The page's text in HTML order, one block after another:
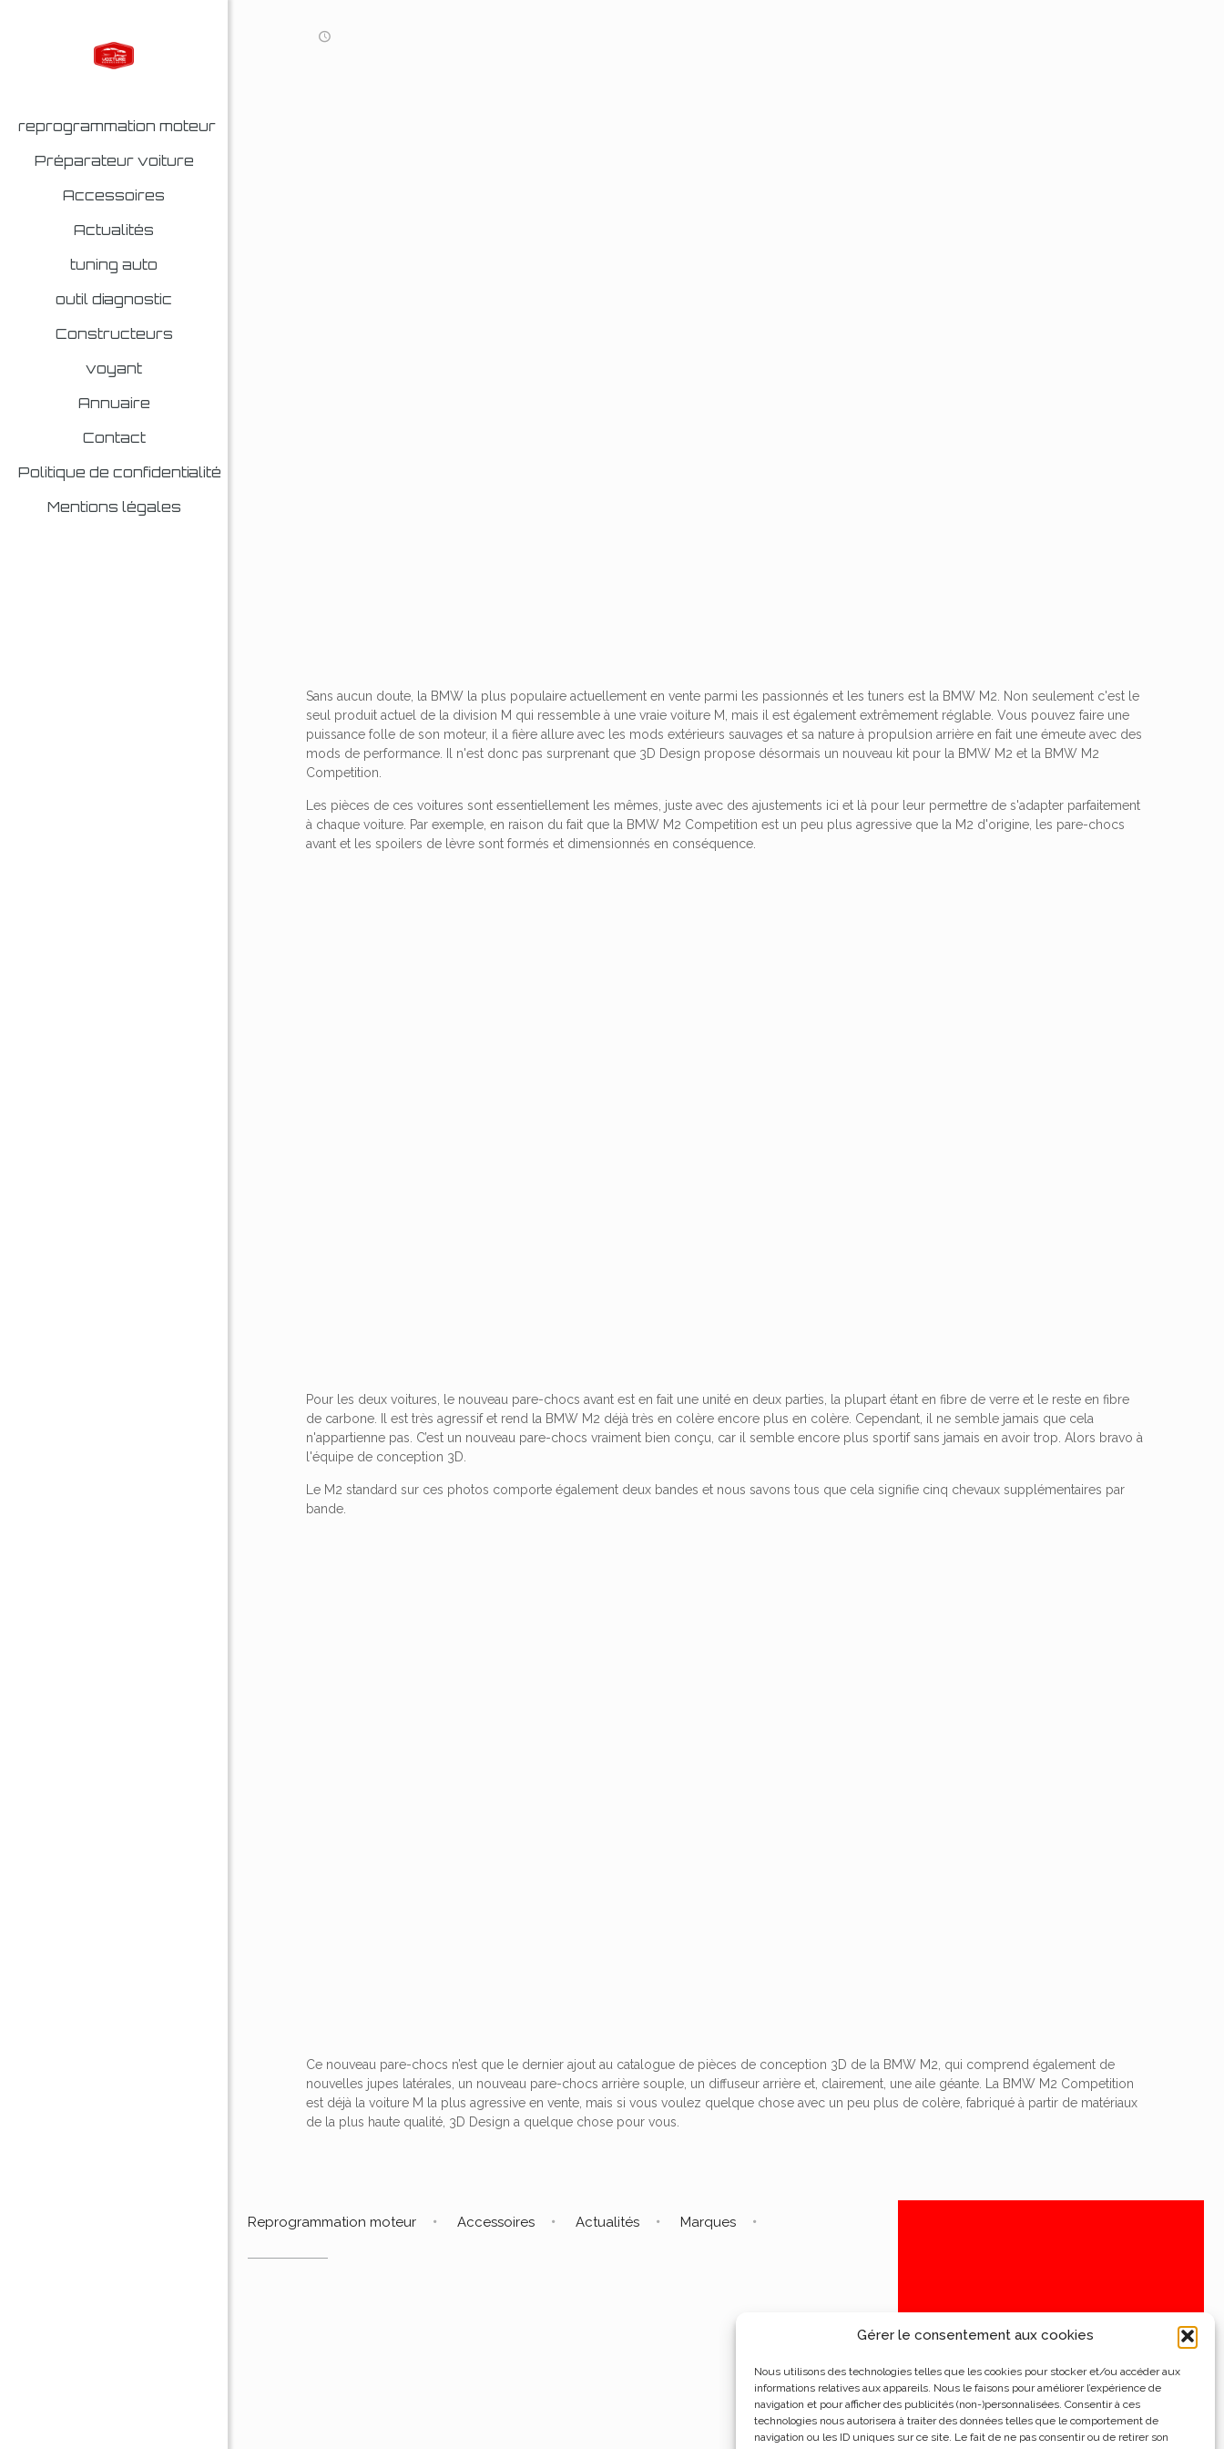
Gérer le consentement aux cookies
Nous utilisons des technologies telles que les cookies pour stocker et/ou accéder aux
informations relatives aux appareils. Nous le faisons pour améliorer l’expérience de
navigation et pour afficher des publicités (non-)personnalisées. Consentir à ces
technologies nous autorisera à traiter des données telles que le comportement de
navigation ou les ID uniques sur ce site. Le fait de ne pas consentir ou de retirer son
reprogrammation moteur
Préparateur voiture
Accessoires
Actualités
tuning auto
outil diagnostic
Constructeurs
voyant
Annuaire
Contact
Politique de confidentialité
Mentions légales
Sans aucun doute, la BMW la plus populaire actuellement en vente parmi les passionnés et les tuners est la BMW M2. Non seulement c'est le
seul produit actuel de la division M qui ressemble à une vraie voiture M, mais il est également extrêmement réglable. Vous pouvez faire une
puissance folle de son moteur, il a fière allure avec les mods extérieurs sauvages et sa nature à propulsion arrière en fait une émeute avec des
mods de performance. Il n'est donc pas surprenant que 3D Design propose désormais un nouveau kit pour la BMW M2 et la BMW M2
Competition.
Les pièces de ces voitures sont essentiellement les mêmes, juste avec des ajustements ici et là pour leur permettre de s'adapter parfaitement
à chaque voiture. Par exemple, en raison du fait que la BMW M2 Competition est un peu plus agressive que la M2 d'origine, les pare-chocs
avant et les spoilers de lèvre sont formés et dimensionnés en conséquence.
Pour les deux voitures, le nouveau pare-chocs avant est en fait une unité en deux parties, la plupart étant en fibre de verre et le reste en fibre
de carbone. Il est très agressif et rend la BMW M2 déjà très en colère encore plus en colère. Cependant, il ne semble jamais que cela
n'appartienne pas. C’est un nouveau pare-chocs vraiment bien conçu, car il semble encore plus sportif sans jamais en avoir trop. Alors bravo à
l'équipe de conception 3D.
Le M2 standard sur ces photos comporte également deux bandes et nous savons tous que cela signifie cinq chevaux supplémentaires par
bande.
Ce nouveau pare-chocs n’est que le dernier ajout au catalogue de pièces de conception 3D de la BMW M2, qui comprend également de
nouvelles jupes latérales, un nouveau pare-chocs arrière souple, un diffuseur arrière et, clairement, une aile géante. La BMW M2 Competition
est déjà la voiture M la plus agressive en vente, mais si vous voulez quelque chose avec un peu plus de colère, fabriqué à partir de matériaux
de la plus haute qualité, 3D Design a quelque chose pour vous.
Reprogrammation moteur Accessoires Actualités Marques